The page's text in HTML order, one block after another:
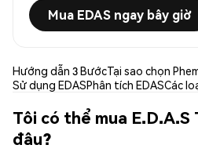
Mua EDAS ngay bây giờ
Hướng dẫn 3 BướcTại sao chọn
Sử dụng EDASPhân tích EDASCác
Tôi có thể mua E.D.A.S
đâu?